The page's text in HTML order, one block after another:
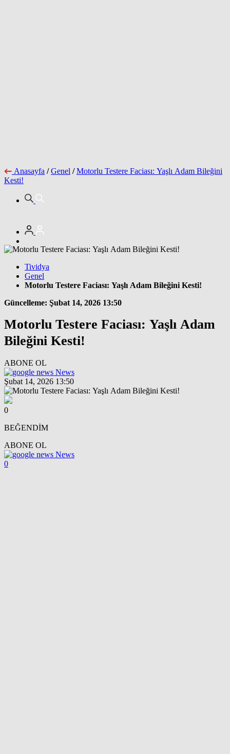
Anasayfa / Genel / Motorlu Testere Faciası: Yaşlı Adam Bileğini
Kesti!
Tividya
Genel
Motorlu Testere Faciası: Yaşlı Adam Bileğini Kesti!
Güncelleme: Şubat 14, 2026 13:50
Motorlu Testere Faciası: Yaşlı Adam
Bileğini Kesti!
ABONE OL
News
Şubat 14, 2026 13:50
0
BEĞENDİM
ABONE OL
News
0